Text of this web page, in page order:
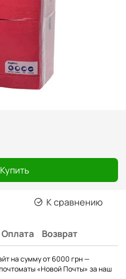
Купить
К сравнению
Оплата Возврат
на сумму от 6000 грн —
«Новой Почты» за наш